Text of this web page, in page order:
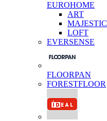
EUROHOME
ART
MAJESTIC
LOFT
EVERSENSE
FLOORPAN
FORESTFLOOR